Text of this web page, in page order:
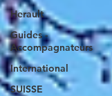
Herault
Guides -
Accompagnateurs
International
SUISSE